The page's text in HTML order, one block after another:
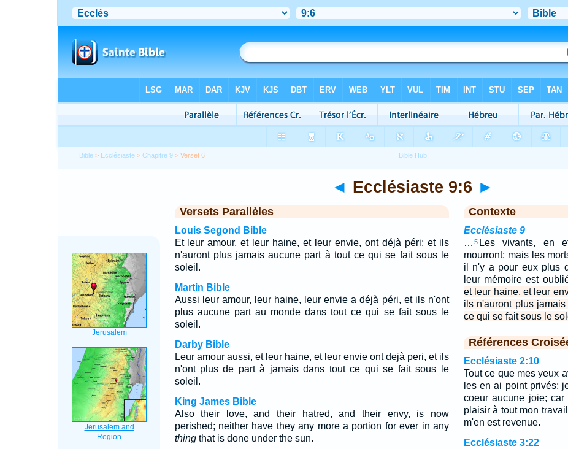
Bible > Ecclésiaste >Chapitre 9 > Verset 6
◄ Ecclésiaste 9:6 ►
Versets Parallèles
Louis Segond Bible
Et leur amour, et leur haine, et leur envie, ont déjà péri; et ils
n'auront plus jamais aucune part à tout ce qui se fait sous le
soleil.
Martin Bible
Aussi leur amour, leur haine, leur envie a déjà péri, et ils n'ont
plus aucune part au monde dans tout ce qui se fait sous le
soleil.
Darby Bible
Leur amour aussi, et leur haine, et leur envie ont dejà peri, et ils
n'ont plus de part à jamais dans tout ce qui se fait sous le
soleil.
King James Bible
Also their love, and their hatred, and their envy, is now
perished; neither have they any more a portion for ever in any
thingthat is done under the sun.
Contexte
Ecclésiaste 9
… 5 Les vivants, en
mourront; mais les
il n'y a pour eux plus
leur mémoire est
et leur haine, et leur
ils n'auront plus
ce qui se fait sous le
Références
Ecclésiaste 2:10
Tout ce que mes yeux
les en ai point privés;
coeur aucune joie;
plaisir à tout mon
m'en est revenue.
Ecclésiaste 3:22